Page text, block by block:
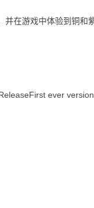
在游戏中体验到铜和
ever